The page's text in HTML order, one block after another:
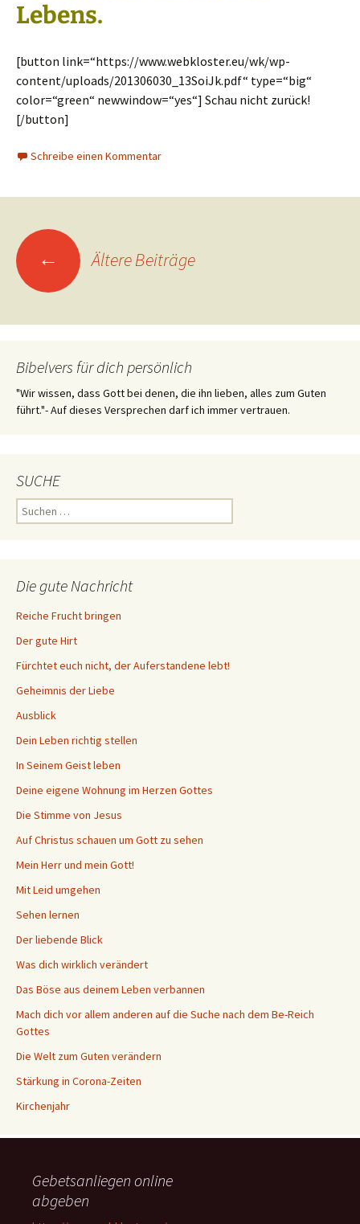
Lebens.
[button link=“https://www.webkloster.eu/wk/wp-
content/uploads/201306030_13SoiJk.pdf“ type=“big“
color=“green“ newwindow=“yes“] Schau nicht zurück!
[/button]
Schreibe einen Kommentar
Beitragsnavigation
← Ältere Beiträge
Bibelvers für dich persönlich
"Wir wissen, dass Gott bei denen, die ihn lieben, alles zum Guten
führt."- Auf dieses Versprechen darf ich immer vertrauen.
SUCHE
Suchen
nach:
Die gute Nachricht
Reiche Frucht bringen
Der gute Hirt
Fürchtet euch nicht, der Auferstandene lebt!
Geheimnis der Liebe
Ausblick
Dein Leben richtig stellen
In Seinem Geist leben
Deine eigene Wohnung im Herzen Gottes
Die Stimme von Jesus
Auf Christus schauen um Gott zu sehen
Mein Herr und mein Gott!
Mit Leid umgehen
Sehen lernen
Der liebende Blick
Was dich wirklich verändert
Das Böse aus deinem Leben verbannen
Mach dich vor allem anderen auf die Suche nach dem Be-Reich
Gottes
Die Welt zum Guten verändern
Stärkung in Corona-Zeiten
Kirchenjahr
Gebetsanliegen online
abgeben